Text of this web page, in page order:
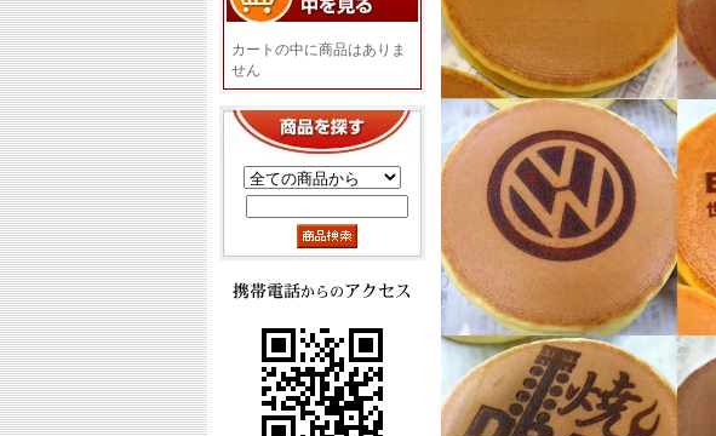
物
ゴ
の
中
を
カートの中に商品はありま
せん
商
品
を
探
す
携
帯
話
か
ら
の
ア